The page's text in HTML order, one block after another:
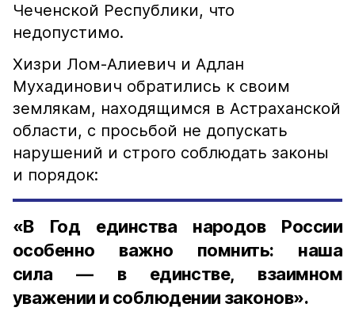
Чеченской Республики, что
недопустимо.
Хизри Лом-Алиевич и Адлан
Мухадинович обратились к своим
землякам, находящимся в Астраханской
области, с просьбой не допускать
нарушений и строго соблюдать законы
и порядок:
«В Год единства народов России
особенно важно помнить: наша
сила — в единстве, взаимном
уважении и соблюдении законов».